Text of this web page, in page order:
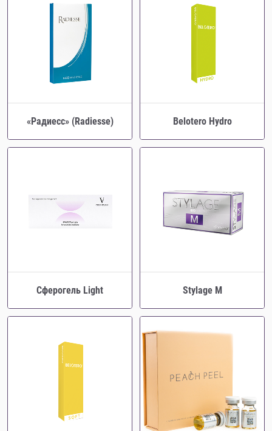
«Радиесс» (Radiesse) Belotero Hydro
Сферогель Light Stylage M